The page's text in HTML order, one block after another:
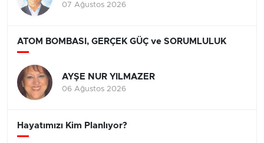
07 Ağustos 2026
ATOM BOMBASI, GERÇEK GÜÇ ve SORUMLULUK
AYŞE NUR YILMAZER
06 Ağustos 2026
Hayatımızı Kim Planlıyor?